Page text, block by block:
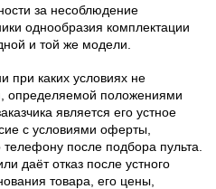
за несоблюдение
однообразия комплектации
и той же модели.
при каких условиях не
определяемой положениями
является его устное
с условиями оферты,
после подбора пульта.
даёт отказ после устного
товара, его цены,